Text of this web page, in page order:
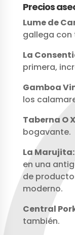
Precios
Lume de
gallega con
La
primera,
Gamboa
los
Taberna O
bogavante.
La Marujita:
en una
de
moderno.
Central
también.